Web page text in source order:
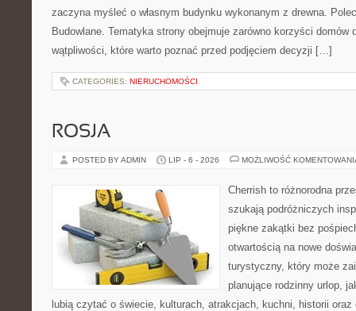
zaczyna myśleć o własnym budynku wykonanym z drewna.
Budowlane. Tematyka strony obejmuje zarówno korzyści domów
wątpliwości, które warto poznać przed podjęciem decyzji […]
CATEGORIES: NIERUCHOMOŚCI
ROSJA
POSTED BY ADMIN LIP - 6 - 2026 MOŻLIWOŚĆ
Cherrish to różnorodna
szukają podróżniczych
piękne zakątki bez
otwartością na nowe
turystyczny, który może
planujące rodzinny urlop,
lubią czytać o świecie, kulturach, atrakcjach, kuchni, historii